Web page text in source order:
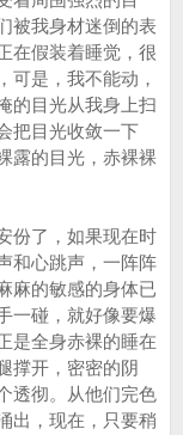
被我身材迷倒的表
在假装着睡觉，很
可是，我不能动，
的目光从我身上扫
把目光收敛一下
露的目光，赤裸裸
了，如果现在时
和心跳声，一阵阵
麻的敏感的身体已
一碰，就好像要爆
是全身赤裸的睡在
撑开，密密的阴
透彻。从他们完色
出，现在，只要稍